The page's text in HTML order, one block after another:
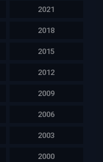
2021
2018
2015
2012
2009
2006
2003
2000